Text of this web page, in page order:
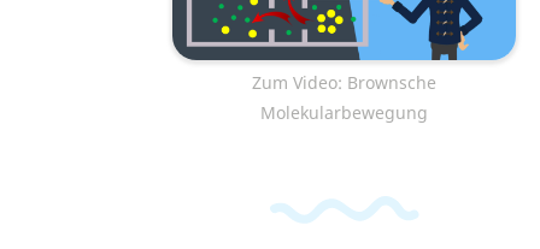
Zum Video: Brownsche
Molekularbewegung